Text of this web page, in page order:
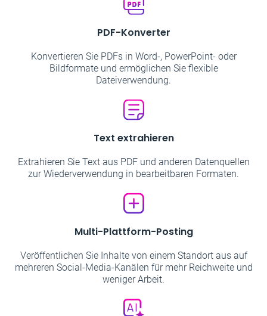
PDF-Konverter
Konvertieren Sie PDFs in Word-, PowerPoint- oder
Bildformate und ermöglichen Sie flexible
Dateiverwendung.
Text extrahieren
Extrahieren Sie Text aus PDF und anderen Datenquellen
zur Wiederverwendung in bearbeitbaren Formaten.
Multi-Plattform-Posting
Veröffentlichen Sie Inhalte von einem Standort aus auf
mehreren Social-Media-Kanälen für mehr Reichweite und
weniger Arbeit.